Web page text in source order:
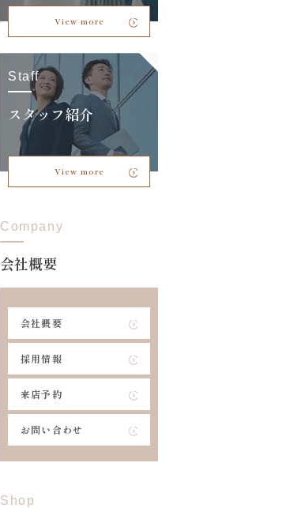
View more
Staff
スタッフ紹介
View more
Company
会社概要
会社概要
採用情報
来店予約
お問い合わせ
Shop